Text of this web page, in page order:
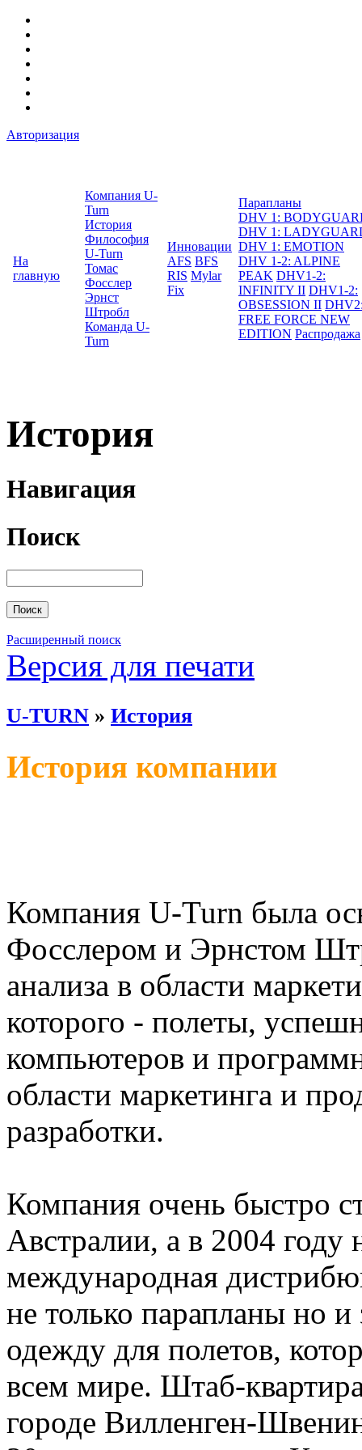
Авторизация
На
главную
Компания U-
Turn
История
Философия
U-Turn
Томас
Фосслер
Эрнст
Штробл
Команда U-
Turn
Инновации
AFS BFS
RIS Mylar
Fix
Парапланы
DHV 1:
DHV 1:
DHV 1: EMOTION
DHV 1-2: ALPINE
PEAK DHV1-2:
INFINITY II DHV1-2:
OBSESSION II
FREE FORCE NEW
EDITION Распродажа
История
Навигация
Поиск
Расширенный поиск
Версия для печати
U-TURN » История
История компании
Компания U-Turn была
Фосслером и Эрнстом
анализа в области
которого - полеты,
компьютеров и
области маркетинга и
разработки.
Компания очень быстро
Австралии, а в 2004 году
международная
не только парапланы но
одежду для полетов,
всем мире. Штаб-
городе Вилленген-